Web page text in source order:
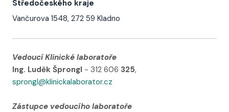
Středočeského kraje
Vančurova 1548, 272 59 Kladno
Vedoucí Klinické laboratoře
Ing. Luděk Šprongl - 312 606 325,
sprongl@klinickalaborator.cz
Zástupce vedoucího laboratoře